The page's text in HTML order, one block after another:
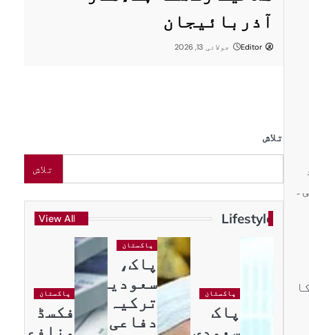
تلاش
تلاش
Lifestyle
View All
پاکستان
پاک
پاکستان
پاک،
سعودیہ،
ترکیہ
دفاعی
پاکستان
فکسڈ